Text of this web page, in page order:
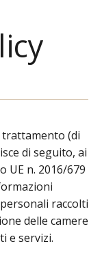
(di
di seguito, ai
UE n. 2016/679
raccolti
delle camere
e servizi.